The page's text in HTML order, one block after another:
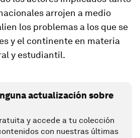
arrojen a medio
los problemas a los que se
y el continente en materia
y estudiantil.
actualización sobre
y accede a tu colección
con nuestras últimas